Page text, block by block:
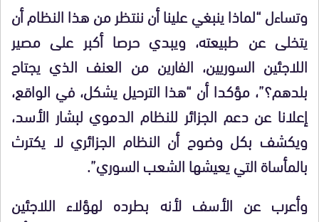
وتساءل “لماذا ينبغي علينا أن ننتظر من هذا النظام أن
يتخلى عن طبيعته، ويبدي حرصا أكبر على مصير
اللاجئين السوريين، الفارين من العنف الذي يجتاح
بلدهم؟”، مؤكدا أن “هذا الترحيل يشكل، في الواقع،
إعلانا عن دعم الجزائر للنظام الدموي لبشار الأسد،
ويكشف بكل وضوح أن النظام الجزائري لا يكترث
بالمأساة التي يعيشها الشعب السوري”.
وأعرب عن الأسف لأنه بطرده لهؤلاء اللاجئين